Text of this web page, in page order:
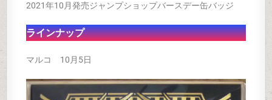
2021年10月発売ジャンプショップバースデー缶バッジ
ラインナップ
マルコ 10月5日